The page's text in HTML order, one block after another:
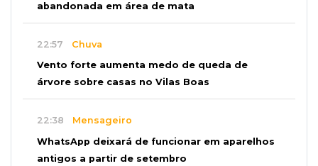
abandonada em área de mata
22:57 Chuva
Vento forte aumenta medo de queda de
árvore sobre casas no Vilas Boas
22:38 Mensageiro
WhatsApp deixará de funcionar em aparelhos
antigos a partir de setembro